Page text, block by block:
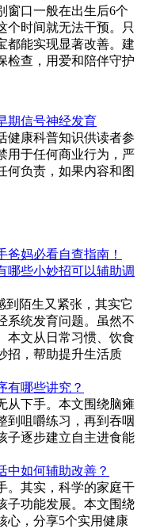
窗口一般在出生后6个
个时间就无法干预。只
都能实现显著改善。建
检查，用爱和陪伴守护
期信号神经发育
健康科普知识供读者参
用于任何商业行为，严
何负责，如果内容和图
妈必看自查指南！
哪些小妙招可以辅助调
到陌生又紧张，其实它
系统发育问题。虽然不
本文从日常习惯、饮食
招，帮助提升生活质
有哪些讲究？
从下手。本文围绕脑瘫
到咀嚼练习，再到吞咽
子逐步建立自主进食能
中如何辅助改善？
。其实，科学的家庭干
子功能发展。本文围绕
心，分享5个实用健康